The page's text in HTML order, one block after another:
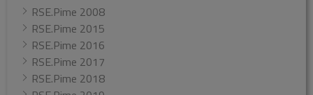
RSE.Pime 2008
RSE.Pime 2015
RSE.Pime 2016
RSE.Pime 2017
RSE.Pime 2018